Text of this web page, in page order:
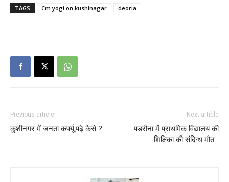
TAGS Cm yogi on kushinagar deoria
Previous article
कुशीनगर में जनता कर्फ्यू,पढ़े कैसे ?
Next article
पडरौना में प्राथमिक विद्यालय की
शिक्षिका की संदिग्ध मौत…